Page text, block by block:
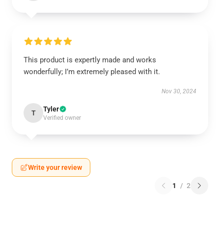
This product is expertly made and works
wonderfully; I’m extremely pleased with it.
Nov 30, 2024
T Tyler
Verified owner
Write your review
1 / 2